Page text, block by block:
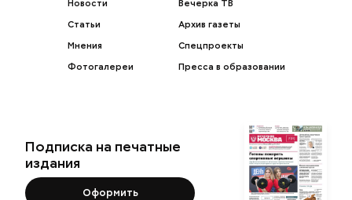
Новости
Статьи
Мнения
Фотогалереи
Вечерка ТВ
Архив газеты
Спецпроекты
Пресса в образовании
Подписка на печатные
издания
Оформить